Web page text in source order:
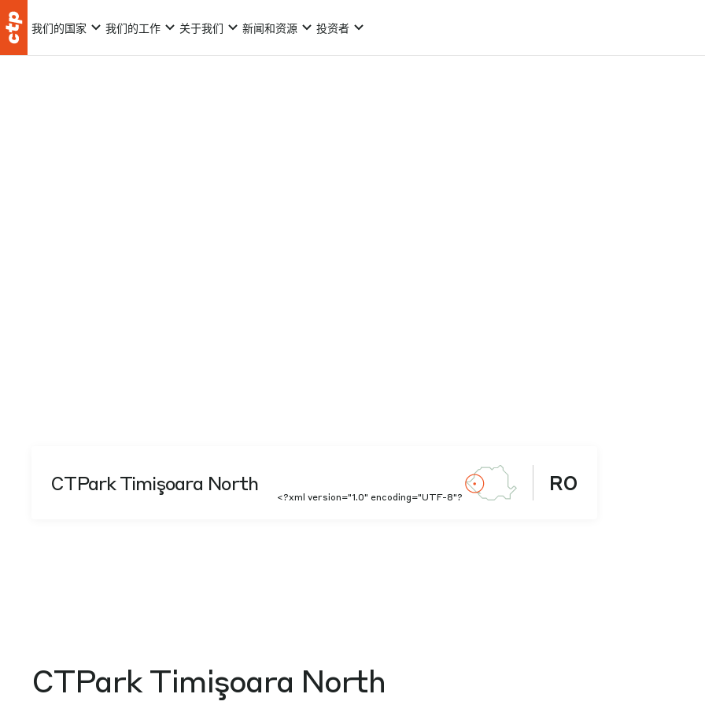
我们的国家 我们的工作 关于我们 新闻和资源 投资者
CTPark Timişoara North
<?xml version="1.0" encoding="UTF-8"?
RO
CTPark Timişoara North